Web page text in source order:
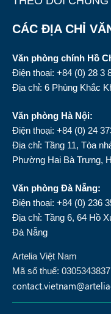
CÁC ĐỊA CHỈ
Văn phòng chính Hồ
Điện thoại: +84 (0) 28 3
Địa chỉ: 6 Phùng Khắc
Văn phòng Hà Nội:
Điện thoại: +84 (0) 24
Địa chỉ: Tầng 11, Tòa
Phường Hai Bà Trưng,
Văn phòng Đà Nẵng:
Điện thoại: +84 (0) 236
Địa chỉ: Tầng 6, 64 Hồ
Đà Nẵng
Artelia Việt Nam
Mã số thuế: 0305343837